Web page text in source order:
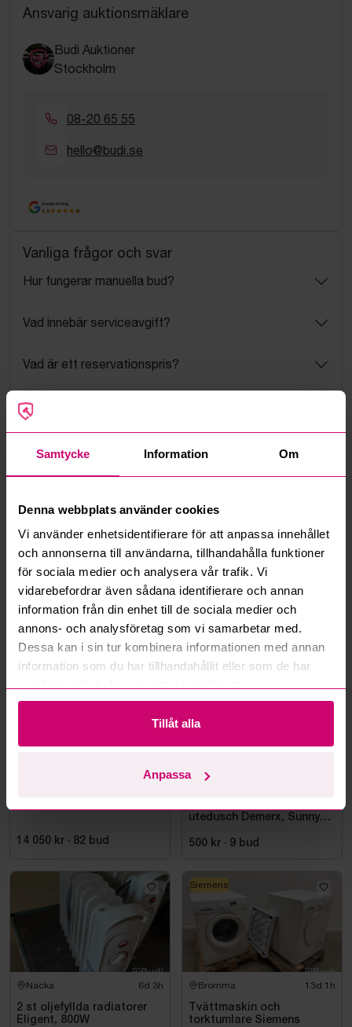
Samtycke Information Om
Denna webbplats använder cookies
Vi använder enhetsidentifierare för att anpassa innehållet
och annonserna till användarna, tillhandahålla funktioner
för sociala medier och analysera vår trafik. Vi
vidarebefordrar även sådana identifierare och annan
information från din enhet till de sociala medier och
annons- och analysföretag som vi samarbetar med.
Dessa kan i sin tur kombinera informationen med annan
information som du har tillhandahållit eller som de har
Tillåt alla
Anpassa
Ansvarig auktionsmäklare
Budi Auktioner
Stockholm
08-20 65 55
hello@budi.se
Google Rating
4.5
Vanliga frågor och svar
Hur fungerar manuella bud?
Vad innebär serviceavgift?
Vad är ett reservationspris?
Hur fungerar maxbud?
Hur fungerar budmotorn?
Kan ni frakta mina vunna objekt?
Läs fler frågor och svar
Mer från samma kategori
4d
14 050 kr · 82 bud
Bromma
utedusch Demerx, Sunny
500 kr · 9 bud
Nacka 6d 3h
2 st oljefyllda radiatorer
Eligent, 800W
Bromma 13d 1h
Tvättmaskin och
torktumlare Siemens
Siemens